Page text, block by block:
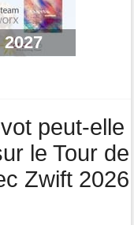
facile à battre"
Team Emirates-
peut-elle
le Tour de
Zwift 2026